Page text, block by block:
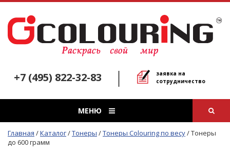
+7 (495) 822-32-83
заявка на
сотрудничество
МЕНЮ
Главная /Каталог/Тонеры /Тонеры Colouring по весу/Тонеры
до 600 грамм